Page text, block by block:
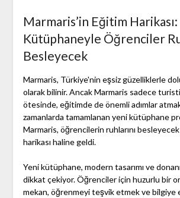
Marmaris’in Eğitim
Kütüphaneyle Öğrenciler
Besleyecek
Marmaris, Türkiye'nin eşsiz güzelliklerle
olarak bilinir. Ancak Marmaris sadece
ötesinde, eğitimde de önemli adımlar
zamanlarda tamamlanan yeni kütüphane
Marmaris, öğrencilerin ruhlarını
harikası haline geldi.
Yeni kütüphane, modern tasarımı ve
dikkat çekiyor. Öğrenciler için huzurlu bir
mekan, öğrenmeyi teşvik etmek ve bilgiye